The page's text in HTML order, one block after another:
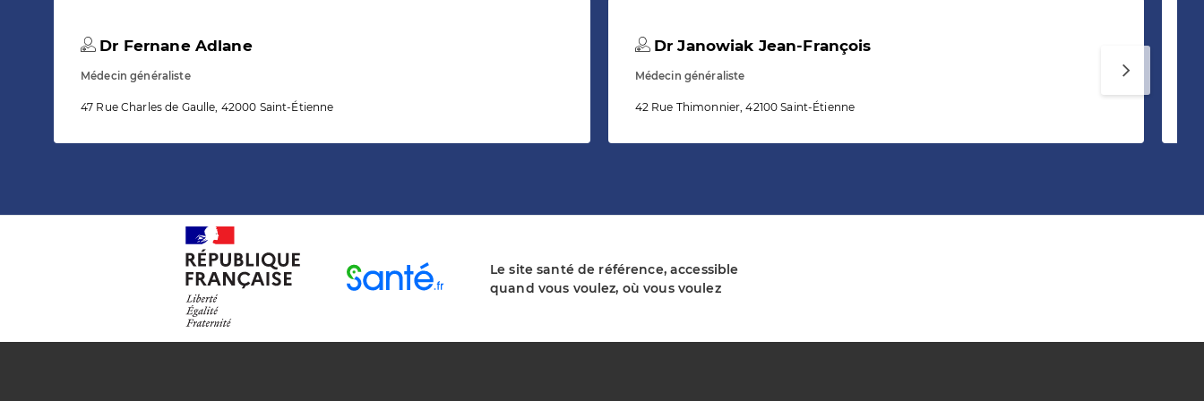
Dr Fernane Adlane
Médecin généraliste
47 Rue Charles de Gaulle, 42000 Saint-Étienne
Dr Janowiak Jean-François
Médecin généraliste
42 Rue Thimonnier, 42100 Saint-Étienne
Le site santé de référence, accessible
quand vous voulez, où vous voulez